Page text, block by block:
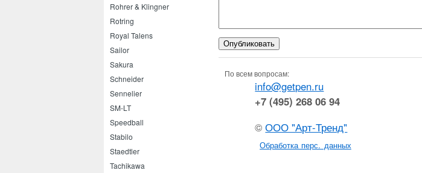
Rohrer & Klingner
Rotring
Royal Talens
Sailor
Sakura
Schneider
Sennelier
SM-LT
Speedball
Stabilo
Staedtler
Tachikawa
По всем вопросам:
info@getpen.ru
+7 (495) 268 06 94
©ООО "Арт-Тренд"
Обработка перс. данных